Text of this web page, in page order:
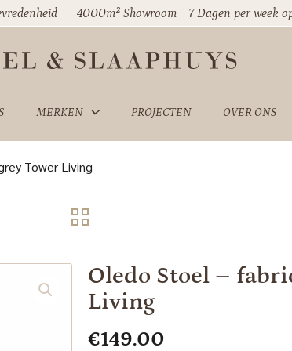
4000m² Showroom 7 Dagen per week
MERKEN PROJECTEN OVER ONS
Tower Living
Oledo Stoel –
Living
€149.00